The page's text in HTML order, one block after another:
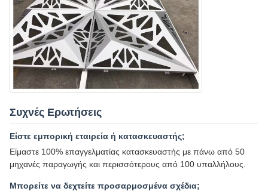
Συχνές Ερωτήσεις
Είστε εμπορική εταιρεία ή κατασκευαστής;
Είμαστε 100% επαγγελματίας κατασκευαστής με πάνω από 50
μηχανές παραγωγής και περισσότερους από 100 υπαλλήλους.
Μπορείτε να δεχτείτε προσαρμοσμένα σχέδια;